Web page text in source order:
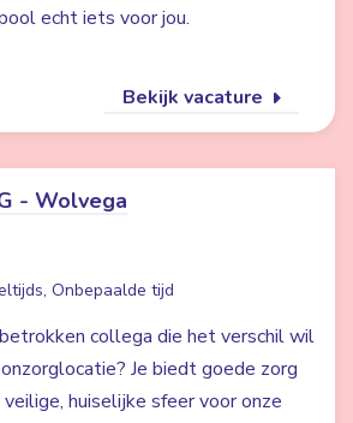
echt iets voor jou.
Bekijk vacature
- Wolvega
Onbepaalde tijd
collega die het verschil wil
Je biedt goede zorg
huiselijke sfeer voor onze